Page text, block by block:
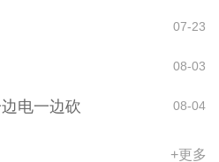
07-23
08-03
电一边砍 08-04
+更多